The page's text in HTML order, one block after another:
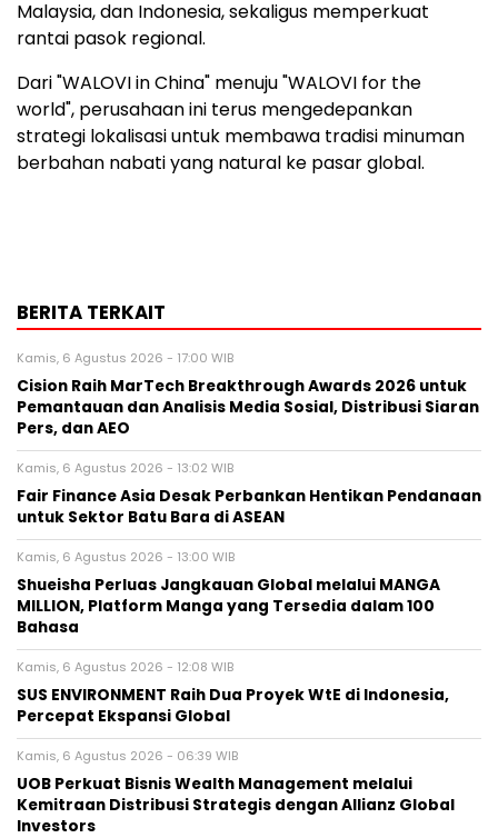
Malaysia, dan Indonesia, sekaligus memperkuat
rantai pasok regional.
Dari "WALOVI in China" menuju "WALOVI for the
world", perusahaan ini terus mengedepankan
strategi lokalisasi untuk membawa tradisi minuman
berbahan nabati yang natural ke pasar global.
BERITA TERKAIT
Kamis, 6 Agustus 2026 - 17:00 WIB
Cision Raih MarTech Breakthrough Awards 2026 untuk
Pemantauan dan Analisis Media Sosial, Distribusi Siaran
Pers, dan AEO
Kamis, 6 Agustus 2026 - 13:02 WIB
Fair Finance Asia Desak Perbankan Hentikan Pendanaan
untuk Sektor Batu Bara di ASEAN
Kamis, 6 Agustus 2026 - 13:00 WIB
Shueisha Perluas Jangkauan Global melalui MANGA
MILLION, Platform Manga yang Tersedia dalam 100
Bahasa
Kamis, 6 Agustus 2026 - 12:08 WIB
SUS ENVIRONMENT Raih Dua Proyek WtE di Indonesia,
Percepat Ekspansi Global
Kamis, 6 Agustus 2026 - 06:39 WIB
UOB Perkuat Bisnis Wealth Management melalui
Kemitraan Distribusi Strategis dengan Allianz Global
Investors